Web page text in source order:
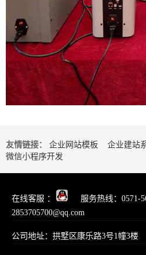
友情链接： 企业网站模板 企业建站
微信小程序开发
在线客服 ：
服务热线：0571-
2853705700@qq.com
公司地址：拱墅区康乐路3号1幢3楼